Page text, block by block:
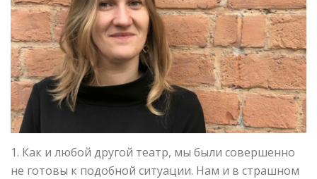
1. Как и любой другой театр, мы были совершенно
не готовы к подобной ситуации. Нам и в страшном